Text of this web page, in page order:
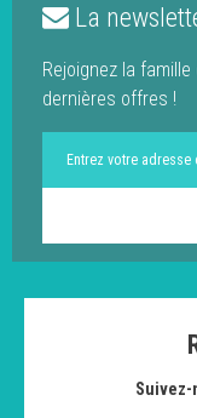
La
Rejoignez la
dernières offres !
Suivez-